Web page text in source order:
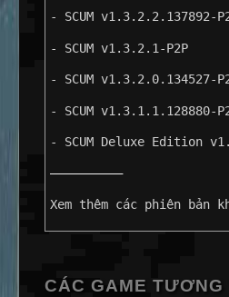
- SCUM v1.3.2.2.137892-
- SCUM v1.3.2.1-P2P
- SCUM v1.3.2.0.134527-
- SCUM v1.3.1.1.128880-
- SCUM Deluxe Edition
——————————
Xem thêm các phiên bản
CÁC GAME TƯƠNG